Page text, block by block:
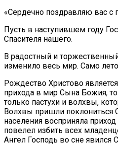
«Сердечно поздравляю вас с
Пусть в наступившем году
Спасителя нашего.
В радостный и
изменило весь мир. Само
Рождество Христово
прихода в мир Сына Божия,
только пастухи и волхвы,
Волхвы пришли поклониться
населения восприняла
повелел избить всех
Ангел Господь во сне